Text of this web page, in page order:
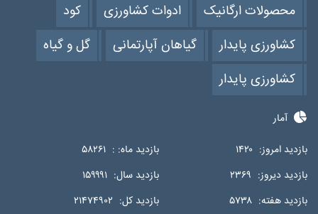
محصولات ارگانیک
ادوات کشاورزی
کود
کشاورزی پایدار
گیاهان آپارتمانی
گل و گیاه
کشاورزی پایدار
آمار
بازدید امروز: ۱۴۲۰ بازدید ماه: : ۵۸۲۶۱
بازدید دیروز: ۲۳۶۹ بازدید سال: ۱۵۹۹۹۱
بازدید هفته: ۵۷۳۸ بازدید کل: ۲۱۴۷۴۹۰۲